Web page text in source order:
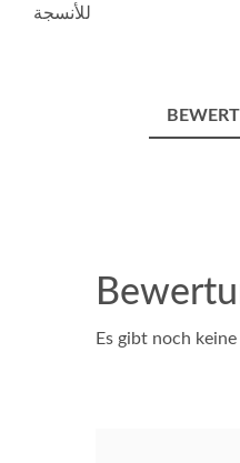
للأنسجة
Es gibt noch